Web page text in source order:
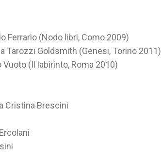
Ferrario (Nodo libri, Como 2009)
Tarozzi Goldsmith (Genesi, Torino 2011)
(Il labirinto, Roma 2010)
Cristina Brescini